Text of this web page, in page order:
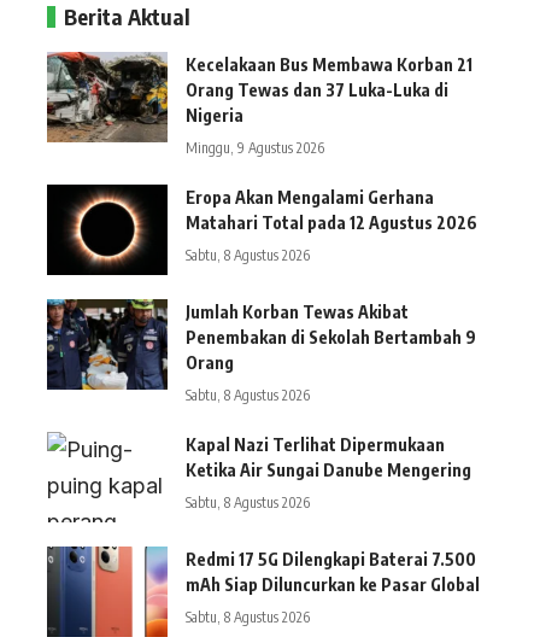
Berita Aktual
Kecelakaan Bus Membawa Korban 21
Orang Tewas dan 37 Luka-Luka di
Nigeria
Minggu, 9 Agustus 2026
Eropa Akan Mengalami Gerhana
Matahari Total pada 12 Agustus 2026
Sabtu, 8 Agustus 2026
Jumlah Korban Tewas Akibat
Penembakan di Sekolah Bertambah 9
Orang
Sabtu, 8 Agustus 2026
Kapal Nazi Terlihat Dipermukaan
Ketika Air Sungai Danube Mengering
Sabtu, 8 Agustus 2026
Redmi 17 5G Dilengkapi Baterai 7.500
mAh Siap Diluncurkan ke Pasar Global
Sabtu, 8 Agustus 2026